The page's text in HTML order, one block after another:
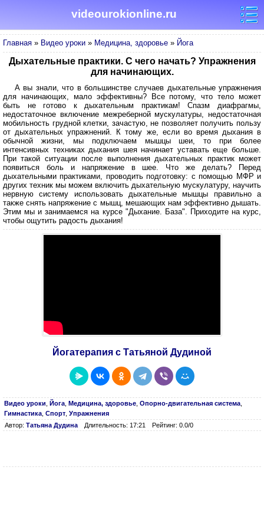
videourokionline.ru
Главная » Видео уроки » Медицина, здоровье » Йога
Дыхательные практики. С чего начать? Упражнения
для начинающих.
А вы знали, что в большинстве случаев дыхательные упражнения
для начинающих, мало эффективны? Все потому, что тело может
быть не готово к дыхательным практикам! Спазм диафрагмы,
недостаточное включение межреберной мускулатуры, недостаточная
мобильность грудной клетки, зачастую, не позволяет получить пользу
от дыхательных упражнений. К тому же, если во время дыхания в
обычной жизни, мы подключаем мышцы шеи, то при более
интенсивных техниках дыхания шея начинает уставать еще больше.
При такой ситуации после выполнения дыхательных практик может
появиться боль и напряжение в шее. Что же делать? Перед
дыхательными практиками, проводить подготовку: с помощью МФР и
других техник мы можем включить дыхательную мускулатуру, научить
нервную систему использовать дыхательные мышцы правильно а
также снять напряжение с мышц, мешающих нам эффективно дышать.
Этим мы и занимаемся на курсе "Дыхание. База". Приходите на курс,
чтобы ощутить радость дыхания!
Йогатерапия с Татьяной Дудиной
Видео уроки Йога Медицина, здоровье Опорно-двигательная система
Гимнастика Спорт Упражнения
Автор: Татьяна Дудина Длительность: 17:21 Рейтинг: 0.0/0